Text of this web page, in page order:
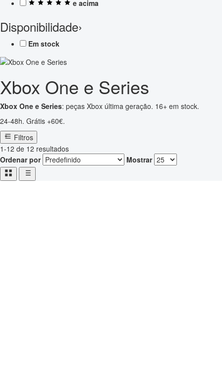
e acima
Disponibilidade›
Em stock
Xbox One e Series
Xbox One e Series: peças Xbox última geração. 16+ em stock.
24-48h. Grátis +60€.
Filtros
1-12 de 12 resultados
Ordenar por
Mostrar